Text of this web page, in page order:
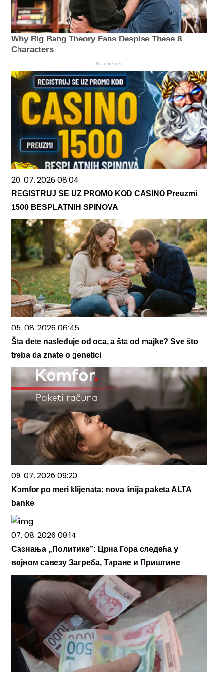
Why Big Bang Theory Fans Despise These 8
Characters
Brainberries
20. 07. 2026 08:04
REGISTRUJ SE UZ PROMO KOD CASINO Preuzmi
1500 BESPLATNIH SPINOVA
05. 08. 2026 06:45
Šta dete nasleđuje od oca, a šta od majke? Sve što
treba da znate o genetici
09. 07. 2026 09:20
Komfor po meri klijenata: nova linija paketa ALTA
banke
07. 08. 2026 09:14
Сазнања „Политике”: Црна Гора следећа у
војном савезу Загреба, Тиране и Приштине